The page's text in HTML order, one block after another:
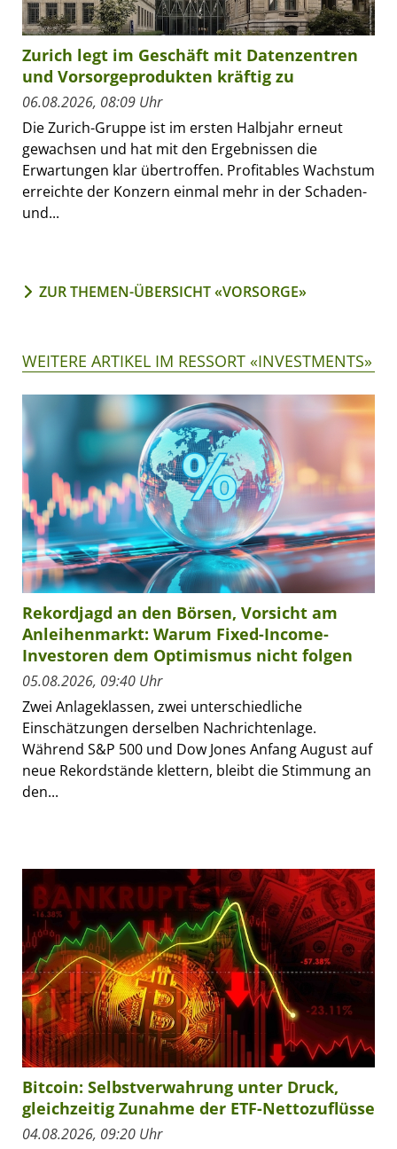
Zurich legt im Geschäft mit Datenzentren
und Vorsorgeprodukten kräftig zu
06.08.2026, 08:09 Uhr
Die Zurich-Gruppe ist im ersten Halbjahr erneut
gewachsen und hat mit den Ergebnissen die
Erwartungen klar übertroffen. Profitables Wachstum
erreichte der Konzern einmal mehr in der Schaden-
und...
ZUR THEMEN-ÜBERSICHT «VORSORGE»
WEITERE ARTIKEL IM RESSORT «INVESTMENTS»
Rekordjagd an den Börsen, Vorsicht am
Anleihenmarkt: Warum Fixed-Income-
Investoren dem Optimismus nicht folgen
05.08.2026, 09:40 Uhr
Zwei Anlageklassen, zwei unterschiedliche
Einschätzungen derselben Nachrichtenlage.
Während S&P 500 und Dow Jones Anfang August auf
neue Rekordstände klettern, bleibt die Stimmung an
den...
Bitcoin: Selbstverwahrung unter Druck,
gleichzeitig Zunahme der ETF-Nettozuflüsse
04.08.2026, 09:20 Uhr